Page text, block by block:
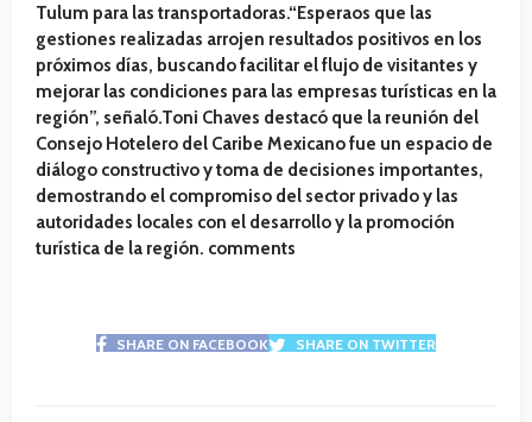
Tulum para las transportadoras.“Esperaos que las
gestiones realizadas arrojen resultados positivos en los
próximos días, buscando facilitar el flujo de visitantes y
mejorar las condiciones para las empresas turísticas en la
región”, señaló.Toni Chaves destacó que la reunión del
Consejo Hotelero del Caribe Mexicano fue un espacio de
diálogo constructivo y toma de decisiones importantes,
demostrando el compromiso del sector privado y las
autoridades locales con el desarrollo y la promoción
turística de la región. comments
SHARE ON FACEBOOK SHARE ON TWITTER